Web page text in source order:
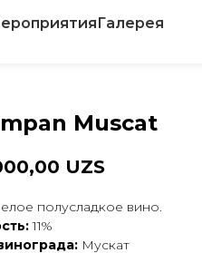
Галерея
Muscat
UZS
полусладкое вино.
11%
Мускат